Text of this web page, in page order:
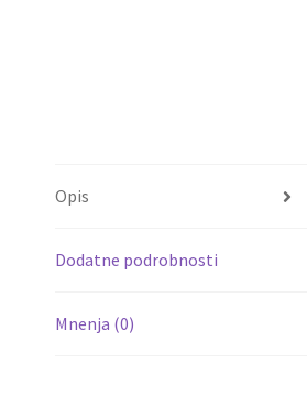
Opis
Dodatne podrobnosti
Mnenja (0)